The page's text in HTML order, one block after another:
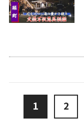
1 2